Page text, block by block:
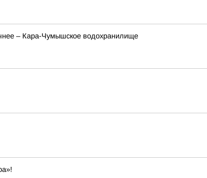
– Кара-Чумышское водохранилище